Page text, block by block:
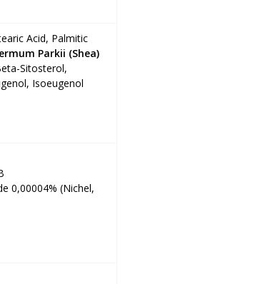
Acid, Palmitic
Parkii (Shea)
Sitosterol,
Isoeugenol
0,00004% (Nichel,